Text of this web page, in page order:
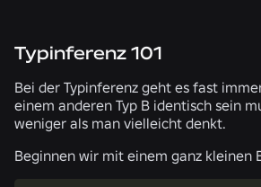
Typinferenz 101
Bei der Typinferenz geht es fast
einem anderen Typ B identisch sein
weniger als man vielleicht denkt.
Beginnen wir mit einem ganz kleinen